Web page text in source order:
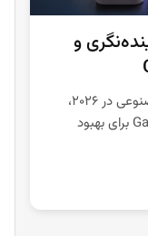
مصنوعی ۲۰۲۶: آینده‌نگری و
بررسی تحولات رقابتی مدل‌های هوش مصنوعی در ۲۰۲۶،
نقش Claude و Gemini، و راهکار GapGPT برای بهبود